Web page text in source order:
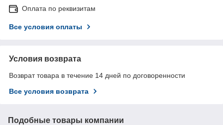
Оплата по реквизитам
Все условия оплаты
Условия возврата
Возврат товара в течение 14 дней по договоренности
Все условия возврата
Подобные товары компании